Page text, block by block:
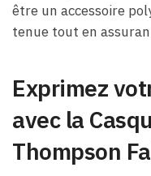
être un accessoire
tenue tout en
Exprimez
avec la
Thompson